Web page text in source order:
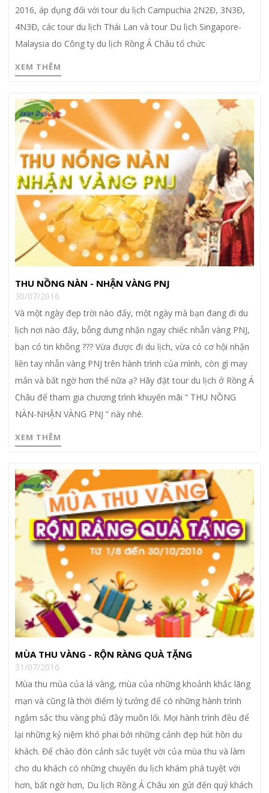
2016, áp dụng đối với tour du lịch Campuchia 2N2Đ, 3N3Đ,
4N3Đ, các tour du lịch Thái Lan và tour Du lịch Singapore-
Malaysia do Công ty du lịch Rồng Á Châu tổ chức
XEM THÊM
THU NỒNG NÀN - NHẬN VÀNG PNJ
30/07/2016
Và một ngày đẹp trời nào đấy, một ngày mà bạn đang đi du
lịch nơi nào đấy, bỗng dưng nhận ngay chiếc nhẫn vàng PNJ,
bạn có tin không ??? Vừa được đi du lịch, vừa có cơ hội nhận
liền tay nhẫn vàng PNJ trên hành trình của mình, còn gì may
mắn và bất ngờ hơn thế nữa ạ? Hãy đặt tour du lịch ở Rồng Á
Châu để tham gia chương trình khuyến mãi “ THU NỒNG
NÀN-NHẬN VÀNG PNJ ” này nhé.
XEM THÊM
MÙA THU VÀNG - RỘN RÀNG QUÀ TẶNG
31/07/2016
Mùa thu mùa của lá vàng, mùa của những khoảnh khắc lãng
mạn và cũng là thời điểm lý tưởng để có những hành trình
ngắm sắc thu vàng phủ đầy muôn lối. Mọi hành trình đều để
lại những kỷ niệm khó phai bởi những cảnh đẹp hút hồn du
khách. Để chào đón cảnh sắc tuyệt vời của mùa thu và làm
cho du khách có những chuyến du lịch khám phá tuyệt vời
hơn, bất ngờ hơn, Du lịch Rồng Á Châu xin gửi đến quý khách